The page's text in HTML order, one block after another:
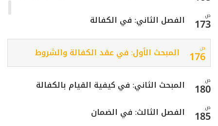
ص
173 الفصل الثاني: في الكفالة
ص
176 المبحث الأول: في عقد الكفالة والشروط
ص
180 المبحث الثاني: في كيفية القيام بالكفالة
ص
185 الفصل الثالث: في الضمان